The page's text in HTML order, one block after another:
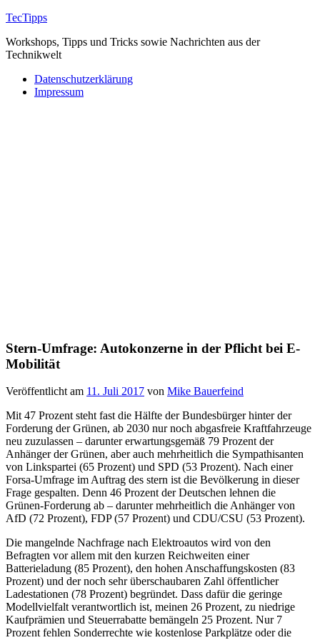
Zum
springen
TecTipps
Workshops, Tipps und Tricks sowie Nachrichten aus der
Technikwelt
Datenschutzerklärung
Impressum
Stern-Umfrage: Autokonzerne in der Pflicht bei E-
Mobilität
Veröffentlicht am 11. Juli 2017 von Mike Bauerfeind
Mit 47 Prozent steht fast die Hälfte der Bundesbürger hinter der
Forderung der Grünen, ab 2030 nur noch abgasfreie Kraftfahrzeuge
neu zuzulassen – darunter erwartungsgemäß 79 Prozent der
Anhänger der Grünen, aber auch mehrheitlich die Sympathisanten
von Linkspartei (65 Prozent) und SPD (53 Prozent). Nach einer
Forsa-Umfrage im Auftrag des stern ist die Bevölkerung in dieser
Frage gespalten. Denn 46 Prozent der Deutschen lehnen die
Grünen-Forderung ab – darunter mehrheitlich die Anhänger von
AfD (72 Prozent), FDP (57 Prozent) und CDU/CSU (53 Prozent).
Die mangelnde Nachfrage nach Elektroautos wird von den
Befragten vor allem mit den kurzen Reichweiten einer
Batterieladung (85 Prozent), den hohen Anschaffungskosten (83
Prozent) und der noch sehr überschaubaren Zahl öffentlicher
Ladestationen (78 Prozent) begründet. Dass dafür die geringe
Modellvielfalt verantwortlich ist, meinen 26 Prozent, zu niedrige
Kaufprämien und Steuerrabatte bemängeln 25 Prozent. Nur 7
Prozent fehlen Sonderrechte wie kostenlose Parkplätze oder die